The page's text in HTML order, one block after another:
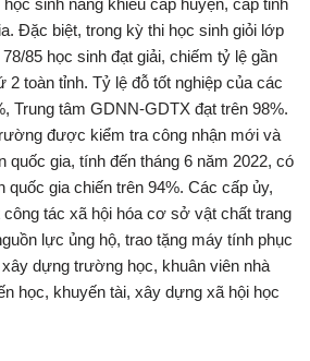
sinh năng khiếu cấp huyện, cấp tỉnh
Đặc biệt, trong kỳ thi học sinh giỏi lớp
85 học sinh đạt giải, chiếm tỷ lệ gần
toàn tỉnh. Tỷ lệ đỗ tốt nghiệp của các
Trung tâm GDNN-GDTX đạt trên 98%.
được kiểm tra công nhận mới và
quốc gia, tính đến tháng 6 năm 2022, có
quốc gia chiến trên 94%. Các cấp ủy,
tác xã hội hóa cơ sở vật chất trang
lực ủng hộ, trao tặng máy tính phục
dựng trường học, khuân viên nhà
học, khuyến tài, xây dựng xã hội học